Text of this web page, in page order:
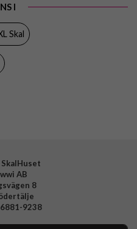
(PC), Mjukplast (TPU)
I
Skal
AB
8
9238